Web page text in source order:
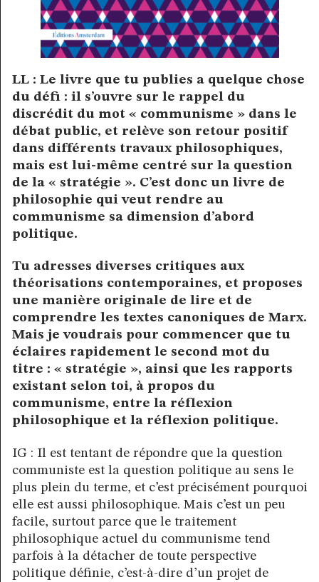
LL : Le livre que tu publies a quelque chose
du défi : il s’ouvre sur le rappel du
discrédit du mot « communisme » dans le
débat public, et relève son retour positif
dans différents travaux philosophiques,
mais est lui-même centré sur la question
de la « stratégie ». C’est donc un livre de
philosophie qui veut rendre au
communisme sa dimension d’abord
politique.
Tu adresses diverses critiques aux
théorisations contemporaines, et proposes
une manière originale de lire et de
comprendre les textes canoniques de Marx.
Mais je voudrais pour commencer que tu
éclaires rapidement le second mot du
titre : « stratégie », ainsi que les rapports
existant selon toi, à propos du
communisme, entre la réflexion
philosophique et la réflexion politique.
IG : Il est tentant de répondre que la question
communiste est la question politique au sens le
plus plein du terme, et c’est précisément pourquoi
elle est aussi philosophique. Mais c’est un peu
facile, surtout parce que le traitement
philosophique actuel du communisme tend
parfois à la détacher de toute perspective
politique définie, c’est-à-dire d’un projet de